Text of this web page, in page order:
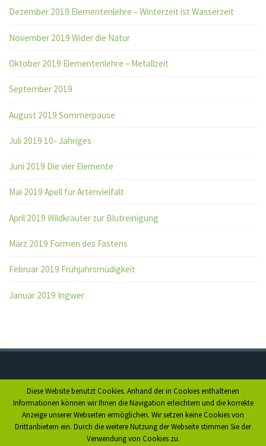
Dezember 2019 Elementenlehre – Winterzeit ist Wasserzeit
November 2019 Wider die Natur
Oktober 2019 Elementenlehre – Metallzeit
September 2019
August 2019 Sommerpause
Juli 2019 10- Jähriges
Juni 2019 Die vier Elemente
Mai 2019 Apell für Artenvielfalt
April 2019 Wildkräuter zur Blutreinigung
März 2019 Formen des Fastens
Februar 2019 Frühjahrsmüdigkeit
Januar 2019 Ingwer
Anfahrt
Impressum
Datenschutz
Diese Website benutzt Cookies. Anhand der in Cookies enthaltenen
Informationen können wir Ihnen die Navigation erleichtern und die korrekte
Anzeige unserer Webseiten ermöglichen. Wir setzen keine Cookies von
Drittanbietern ein. Durch die weitere Nutzung der Webseite stimmen Sie der
Verwendung von Cookies zu.